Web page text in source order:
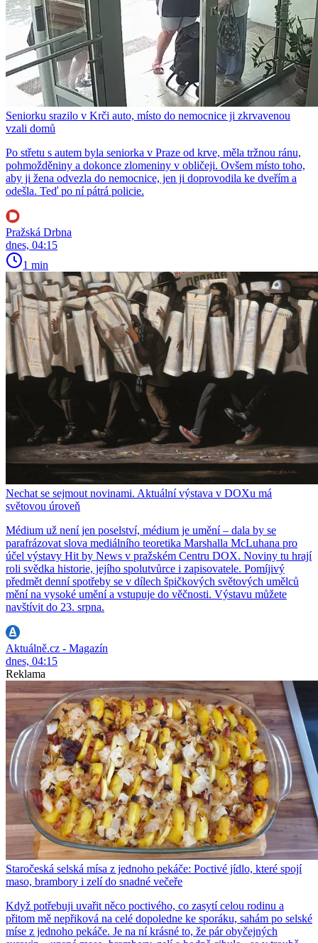
Seniorku srazilo v Krči auto, místo do nemocnice ji zkrvavenou
vzali domů
Po střetu s autem byla seniorka v Praze od krve, měla tržnou ránu,
pohmožděniny a dokonce zlomeniny v obličeji. Ovšem místo toho,
aby ji žena odvezla do nemocnice, jen ji doprovodila ke dveřím a
odešla. Teď po ní pátrá policie.
Pražská Drbna
dnes, 04:15
1 min
Nechat se sejmout novinami. Aktuální výstava v DOXu má
světovou úroveň
Médium už není jen poselství, médium je umění – dala by se
parafrázovat slova mediálního teoretika Marshalla McLuhana pro
účel výstavy Hit by News v pražském Centru DOX. Noviny tu hrají
roli svědka historie, jejího spolutvůrce i zapisovatele. Pomíjivý
předmět denní spotřeby se v dílech špičkových světových umělců
mění na vysoké umění a vstupuje do věčnosti. Výstavu můžete
navštívit do 23. srpna.
Aktuálně.cz - Magazín
dnes, 04:15
Reklama
Staročeská selská mísa z jednoho pekáče: Poctivé jídlo, které spojí
maso, brambory i zelí do snadné večeře
Když potřebuji uvařit něco poctivého, co zasytí celou rodinu a
přitom mě nepřiková na celé dopoledne ke sporáku, sahám po selské
míse z jednoho pekáče. Je na ní krásné to, že pár obyčejných